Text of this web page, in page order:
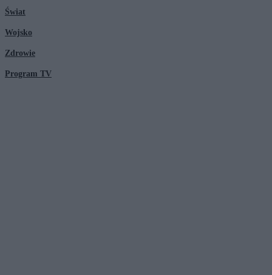
Świat
Wojsko
Zdrowie
Program TV